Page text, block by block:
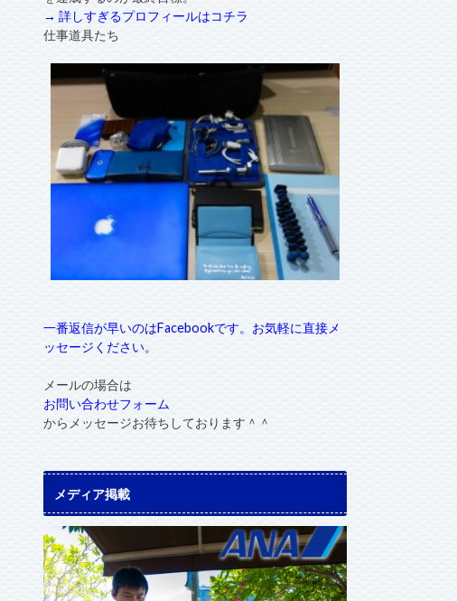
→ 詳しすぎるプロフィールはコチラ
仕事道具たち
一番返信が早いのはFacebookです。お気軽に直接メ
ッセージください。
メールの場合は
お問い合わせフォーム
からメッセージお待ちしております＾＾
メディア掲載